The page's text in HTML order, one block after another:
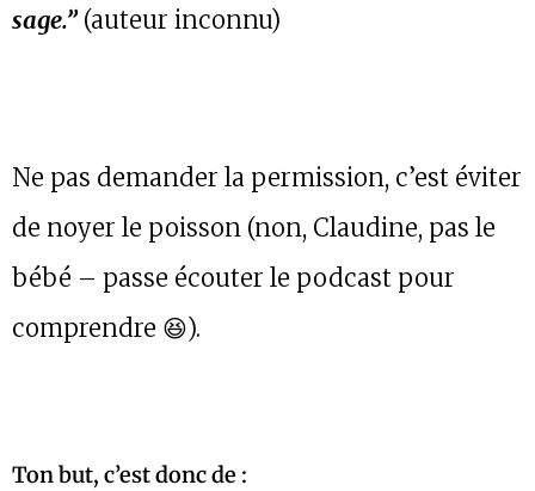
sage.”(auteur inconnu)
Ne pas demander la permission, c’est éviter
de noyer le poisson (non, Claudine, pas le
bébé – passe écouter le podcast pour
comprendre 😆).
Ton but, c’est donc de :